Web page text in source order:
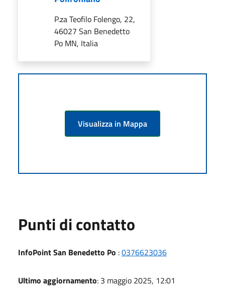
P.za Teofilo Folengo, 22,
46027 San Benedetto
Po MN, Italia
Visualizza in Mappa
Punti di contatto
InfoPoint San Benedetto Po :0376623036
Ultimo aggiornamento: 3 maggio 2025, 12:01